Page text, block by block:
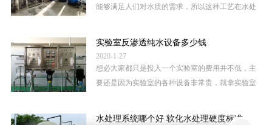
能够满足人们对水质的需求，所以这种工艺在水处
实验室反渗透纯水设备多少钱
2020-1-27
想必大家都只是投入一个实验室的费用并不低，主
要还是因为实验室的各种设备非常贵，就拿实验室
水处理系统哪个好 软化水处理硬度标准